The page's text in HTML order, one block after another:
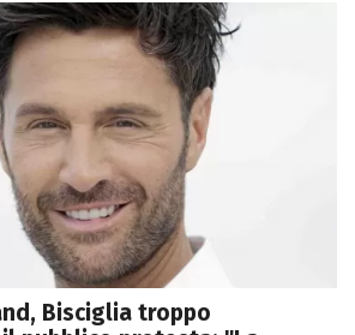
Bisciglia troppo